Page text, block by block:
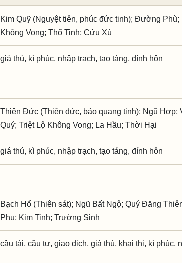
Kim Quỹ (Nguyệt tiên, phúc đức tinh); Đường
Không Vong; Thổ Tinh; Cửu Xú
giá thú, kì phúc, nhập trạch, tạo táng, đính hôn
Thiên Đức (Thiên đức, bảo quang tinh); Ngũ Hợp;
Quý; Triệt Lộ Không Vong; La Hầu; Thời Hại
giá thú, kì phúc, nhập trạch, tạo táng, đính hôn
Bạch Hổ (Thiên sát); Ngũ Bất Ngộ; Quý Đăng
Phụ; Kim Tinh; Trường Sinh
cầu tài, cầu tự, giao dịch, giá thú, khai thị, kì phúc,